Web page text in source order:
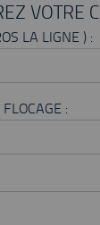
VOTRE
LA LIGNE ) :
: